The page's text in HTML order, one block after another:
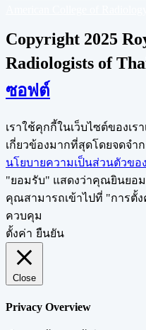
Copyright 2025
Radiologists of
ซอฟต์
เราใช้คุกกี้ในเว็บไซต์ของเ
เกี่ยวข้องมากที่สุดโดยจดจ
นโยบายความเป็นส่วนตัวของ
"ยอมรับ" แสดงว่าคุณยินยอ
คุณสามารถเข้าไปที่ "การตั้
ควบคุม
ตั้งค่า ยืนยัน
Close
Privacy Overview